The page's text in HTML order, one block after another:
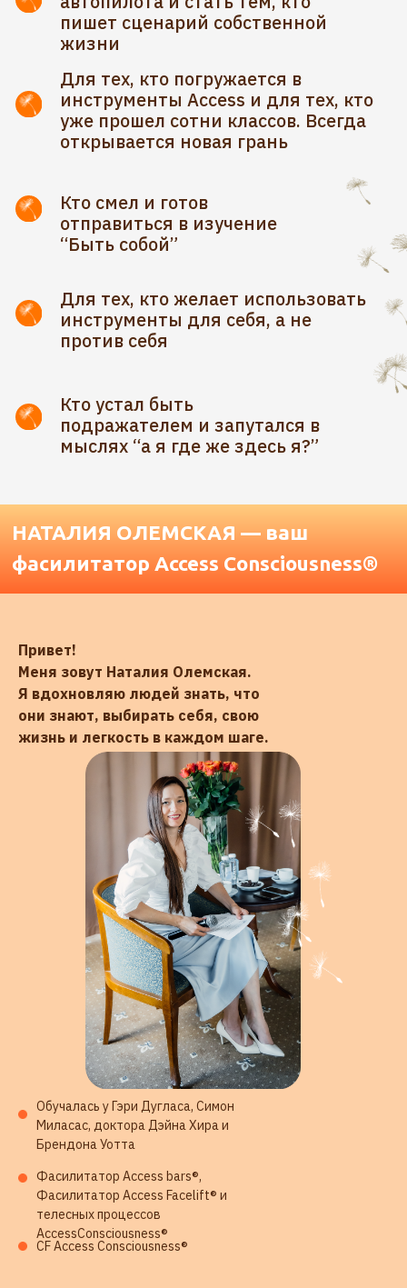
Привет!
Меня зовут Наталия Олемская.
Я вдохновляю людей знать, что
они знают, выбирать себя, свою
жизнь и легкость в каждом шаге.
Обучалась у Гэри Дугласа, Симон
Миласас, доктора Дэйна Хира и
Брендона Уотта
Фасилитатор Access bars®,
Фасилитатор Access Facelift® и
телесных процессов
AccessConsciousness®
CF Access Consciousness®
10 000 +
людей вдохновила
500 +
довольным клиентам
200 +
ЗАПИСАТЬСЯ НА КЛАСС
РАСПИСАНИЕ КЛАССОВ
СТОИМОСТЬ УЧАСТИЯ